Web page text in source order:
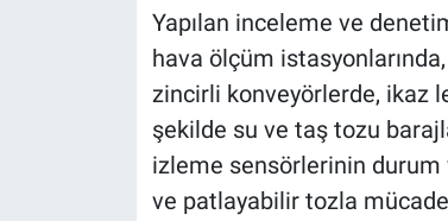
Yapılan inceleme ve
hava ölçüm
zincirli konveyörlerde, ikaz
şekilde su ve taş tozu
izleme sensörlerinin
ve patlayabilir tozla